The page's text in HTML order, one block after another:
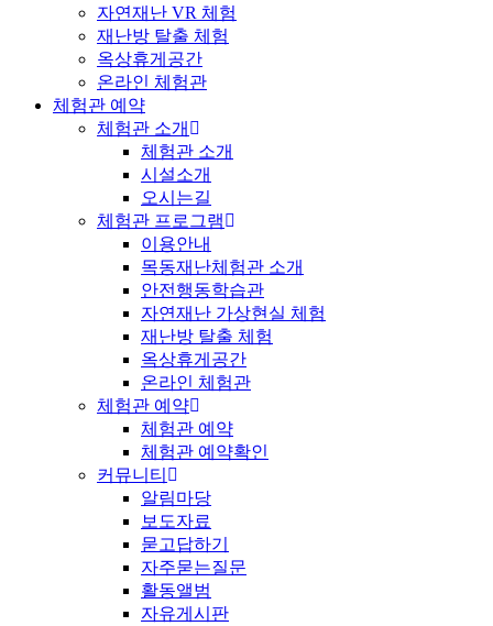
자연재난 VR 체험
재난방 탈출 체험
옥상휴게공간
온라인 체험관
체험관 예약
체험관 소개
체험관 소개
시설소개
오시는길
체험관 프로그램
이용안내
목동재난체험관 소개
안전행동학습관
자연재난 가상현실 체험
재난방 탈출 체험
옥상휴게공간
온라인 체험관
체험관 예약
체험관 예약
체험관 예약확인
커뮤니티
알림마당
보도자료
묻고답하기
자주묻는질문
활동앨범
자유게시판